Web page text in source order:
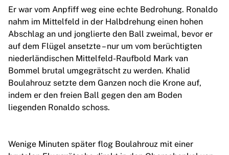
Fenerbahçe Basketball
Slovenia
Virtus Bologna
Guerri Napoli
Other Sports
Cycling
Team Visma | Lease a bike
Soudal Quick Step
Netcompany INEOS
View all Cycling
Rugby
Er war vom Anpfiff weg eine echte Bedrohung. Ronaldo
nahm im Mittelfeld in der Halbdrehung einen hohen
Abschlag an und jonglierte den Ball zweimal, bevor er
auf dem Flügel ansetzte – nur um vom berüchtigten
niederländischen Mittelfeld-Raufbold Mark van
Bommel brutal umgegrätscht zu werden. Khalid
Boulahrouz setzte dem Ganzen noch die Krone auf,
indem er den freien Ball gegen den am Boden
liegenden Ronaldo schoss.
Wenige Minuten später flog Boulahrouz mit einer